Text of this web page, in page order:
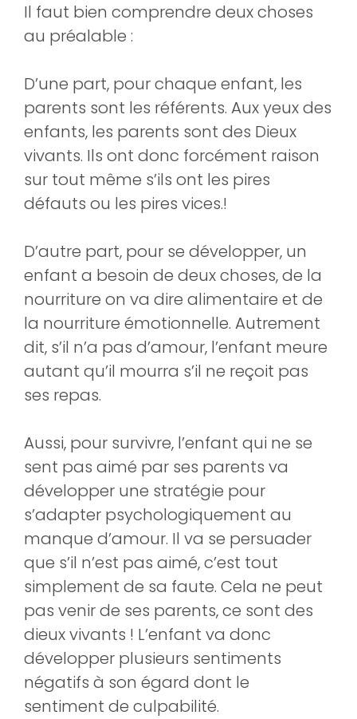
Il faut bien comprendre deux choses
au préalable :
D’une part, pour chaque enfant, les
parents sont les référents. Aux yeux des
enfants, les parents sont des Dieux
vivants. Ils ont donc forcément raison
sur tout même s’ils ont les pires
défauts ou les pires vices.!
D’autre part, pour se développer, un
enfant a besoin de deux choses, de la
nourriture on va dire alimentaire et de
la nourriture émotionnelle. Autrement
dit, s’il n’a pas d’amour, l’enfant meure
autant qu’il mourra s’il ne reçoit pas
ses repas.
Aussi, pour survivre, l’enfant qui ne se
sent pas aimé par ses parents va
développer une stratégie pour
s’adapter psychologiquement au
manque d’amour. Il va se persuader
que s’il n’est pas aimé, c’est tout
simplement de sa faute. Cela ne peut
pas venir de ses parents, ce sont des
dieux vivants ! L’enfant va donc
développer plusieurs sentiments
négatifs à son égard dont le
sentiment de culpabilité.